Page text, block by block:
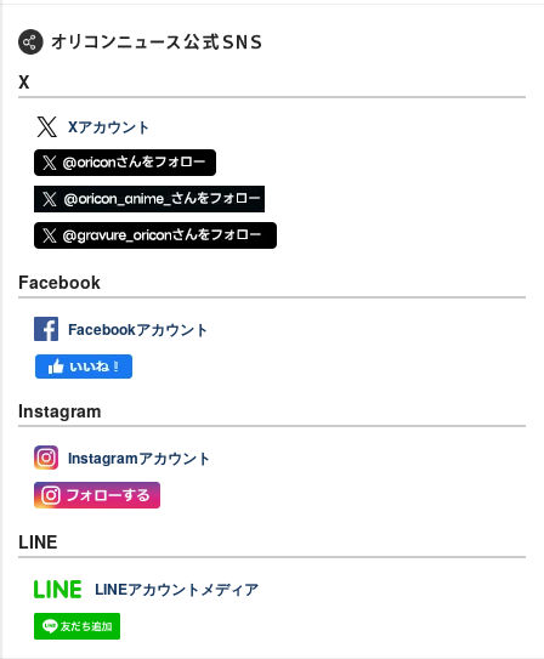
X
Xアカウント
Facebook
Facebookアカウント
Instagram
Instagramアカウント
LINE
LINEアカウントメディア